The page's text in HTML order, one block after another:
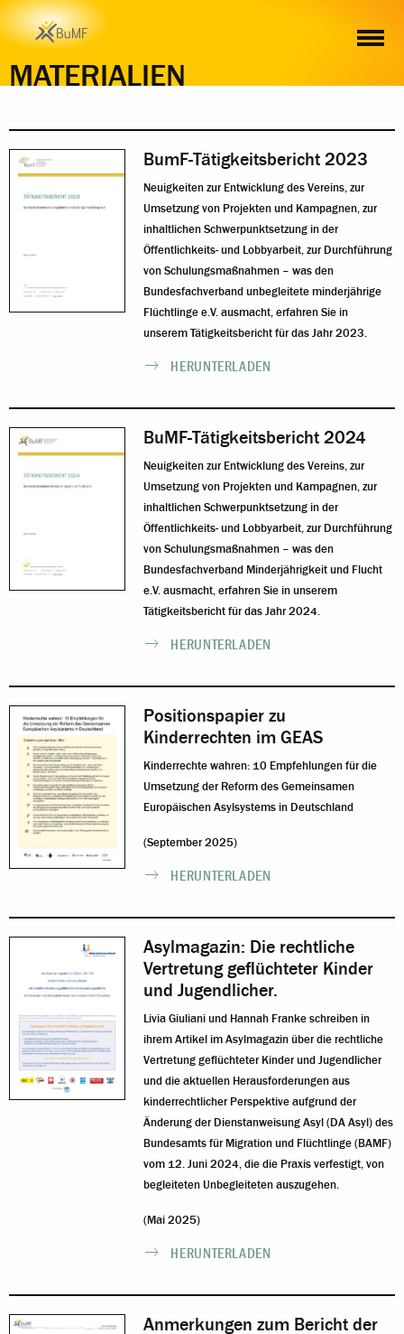
MATERIALIEN
BumF-Tätigkeitsbericht 2023
Neuigkeiten zur Entwicklung des Vereins, zur
Umsetzung von Projekten und Kampagnen, zur
inhaltlichen Schwerpunktsetzung in der
Öffentlichkeits- und Lobbyarbeit, zur Durchführung
von Schulungsmaßnahmen – was den
Bundesfachverband unbegleitete minderjährige
Flüchtlinge e.V. ausmacht, erfahren Sie in
unserem Tätigkeitsbericht für das Jahr 2023.
HERUNTERLADEN
BuMF-Tätigkeitsbericht 2024
Neuigkeiten zur Entwicklung des Vereins, zur
Umsetzung von Projekten und Kampagnen, zur
inhaltlichen Schwerpunktsetzung in der
Öffentlichkeits- und Lobbyarbeit, zur Durchführung
von Schulungsmaßnahmen – was den
Bundesfachverband Minderjährigkeit und Flucht
e.V. ausmacht, erfahren Sie in unserem
Tätigkeitsbericht für das Jahr 2024.
HERUNTERLADEN
Positionspapier zu
Kinderrechten im GEAS
Kinderrechte wahren: 10 Empfehlungen für die
Umsetzung der Reform des Gemeinsamen
Europäischen Asylsystems in Deutschland
(September 2025)
HERUNTERLADEN
Asylmagazin: Die rechtliche
Vertretung geflüchteter Kinder
und Jugendlicher.
Livia Giuliani und Hannah Franke schreiben in
ihrem Artikel im Asylmagazin über die rechtliche
Vertretung geflüchteter Kinder und Jugendlicher
und die aktuellen Herausforderungen aus
kinderrechtlicher Perspektive aufgrund der
Änderung der Dienstanweisung Asyl (DA Asyl) des
Bundesamts für Migration und Flüchtlinge (BAMF)
vom 12. Juni 2024, die die Praxis verfestigt, von
begleiteten Unbegleiteten auszugehen.
(Mai 2025)
HERUNTERLADEN
Anmerkungen zum Bericht der